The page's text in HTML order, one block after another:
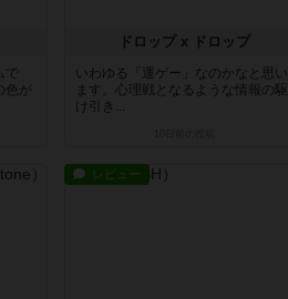
で
色が
ドロップ x ドロップ
いわゆる「運ゲー」なのかなと思い
ます。心理戦となるような情報の駆
け引き...
レビュー